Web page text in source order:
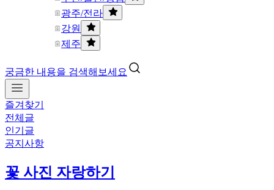
광주/전라
강원
제주
궁금한 내용을 검색해보세요
즐겨찾기
전체글
인기글
공지사항
꽃 사진 자랑하기